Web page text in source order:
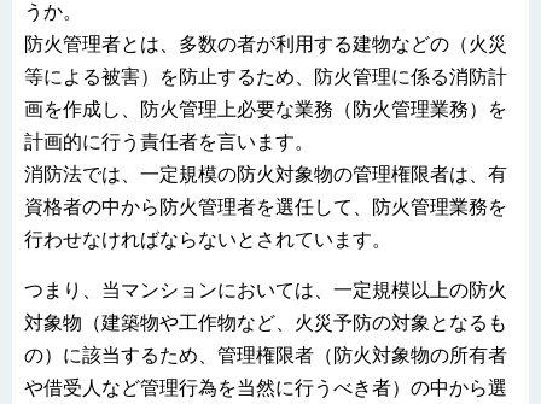
うか。
防火管理者とは、多数の者が利用する建物などの（火災
等による被害）を防止するため、防火管理に係る消防計
画を作成し、防火管理上必要な業務（防火管理業務）を
計画的に行う責任者を言います。
消防法では、一定規模の防火対象物の管理権限者は、有
資格者の中から防火管理者を選任して、防火管理業務を
行わせなければならないとされています。
つまり、当マンションにおいては、一定規模以上の防火
対象物（建築物や工作物など、火災予防の対象となるも
の）に該当するため、管理権限者（防火対象物の所有者
や借受人など管理行為を当然に行うべき者）の中から選